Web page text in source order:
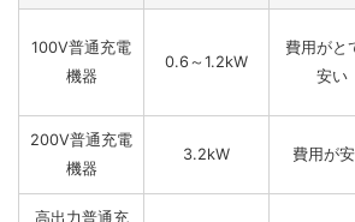
100V普通充電
機器
0.6～1.2kW
費用がと
安い
200V普通充電
機器
3.2kW 費用が
高出力普通充